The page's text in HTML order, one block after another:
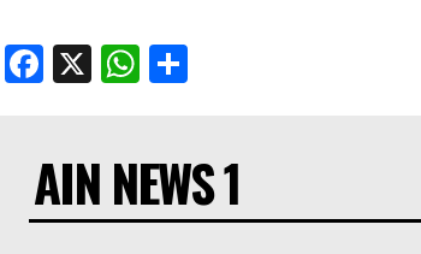
Facebook
X WhatsApp
AIN NEWS 1